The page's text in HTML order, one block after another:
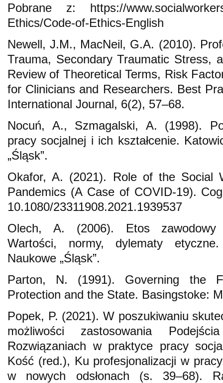
Pobrane z: https://
Ethics/Code-of-Ethics-English
Newell, J.M., MacNeil, G.A. (2010).
Trauma, Secondary Traumatic Stress,
Review of Theoretical Terms, Risk
for Clinicians and Researchers. Best
International Journal, 6(2), 57–68.
Nocuń, A., Szmagalski, A. (1998).
pracy socjalnej i ich kształcenie.
„Śląsk”.
Okafor, A. (2021). Role of the Social
Pandemics (A Case of COVID-19).
10.1080/23311908.2021.1939537
Olech, A. (2006). Etos zawodowy
Wartości, normy, dylematy
Naukowe „Śląsk”.
Parton, N. (1991). Governing the
Protection and the State. Basingstoke:
Popek, P. (2021). W poszukiwaniu
możliwości zastosowania
Rozwiązaniach w praktyce pracy
Kość (red.), Ku profesjonalizacji w
w nowych odsłonach (s. 39–68).